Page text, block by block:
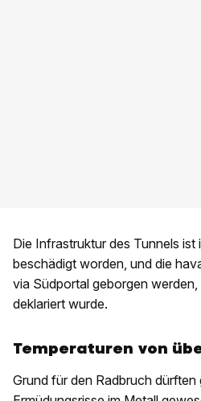
Die Infrastruktur des Tunnels ist
beschädigt worden, und die
via Südportal geborgen
deklariert wurde.
Temperaturen von
Grund für den Radbruch dürften